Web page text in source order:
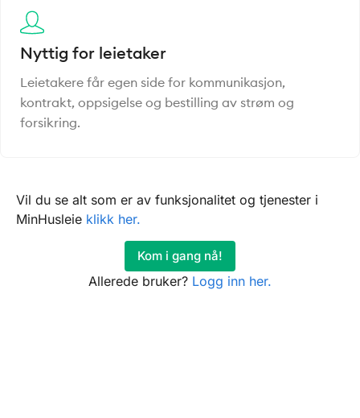
Nyttig for leietaker
Leietakere får egen side for kommunikasjon,
kontrakt, oppsigelse og bestilling av strøm og
forsikring.
Vil du se alt som er av funksjonalitet og tjenester i
MinHusleie klikk her.
Kom i gang nå!
Allerede bruker? Logg inn her.